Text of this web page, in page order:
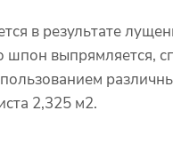
в результате
шпон выпрямляется,
2,325 м2.